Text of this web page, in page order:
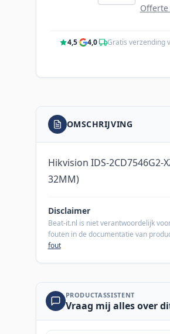
4,5· 4,0· Gratis verzending
OMSCHRIJVING
Hikvision IDS-2CD7546G2-
32MM)
Disclaimer
Beat-it.nl is niet verantwoordelijk
fouten in de documentatie van
fout
PRODUCTASSISTENT
Vraag mij alles over